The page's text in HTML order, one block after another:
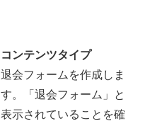
コンテンツタイプ
退会フォームを作成しま
す。「退会フォーム」と
表示されていることを確